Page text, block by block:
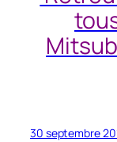
30 septembre